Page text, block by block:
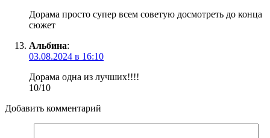
Дорама просто супер всем советую досмотреть до конца
сюжет
Альбина:
03.08.2024 в 16:10
Дорама одна из лучших!!!!
10/10
Добавить комментарий